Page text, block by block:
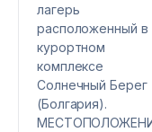
лагерь
расположенный в
курортном
комплексе
Солнечный Берег
(Болгария).